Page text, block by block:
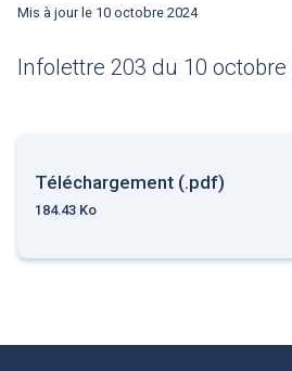
Mis à jour le 10 octobre 2024
Infolettre 203 du 10 octobre
Téléchargement (.pdf)
184.43 Ko